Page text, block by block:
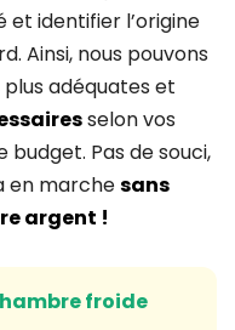
identifier l’origine
Ainsi, nous pouvons
adéquates et
selon vos
Pas de souci,
en marchesans
argent !
froide